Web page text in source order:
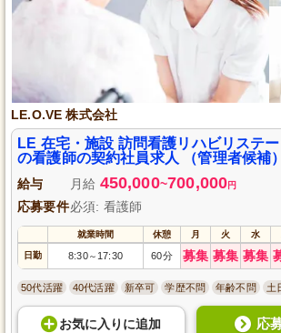
LE.O.VE 株式会社
LE 在宅・施設 訪問看護リハビリステ
の看護師の契約社員求人 （管理者候補）
給与 月給 450,000~700,000円
応募要件必須: 看護師
就業時間 休憩 月 火 水
日勤 8:30～ 17:30 60分 募集 募集 募集
50代活躍 40代活躍 新卒可 学歴不問 年齢不問 土
お気に入り に追加 応